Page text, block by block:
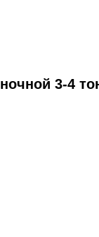
3-4